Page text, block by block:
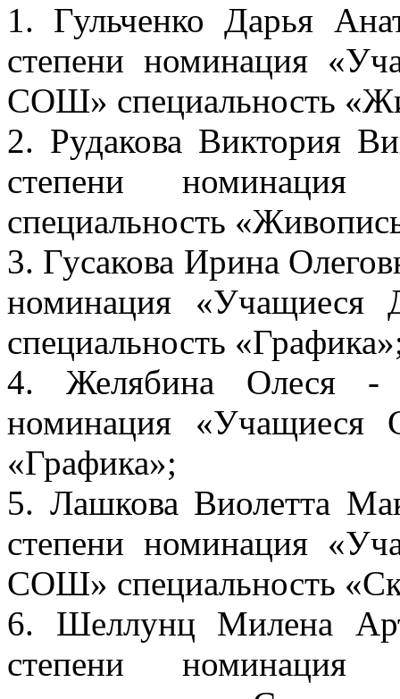
1. Гульченко Дарья
степени номинация
СОШ» специальность
2. Рудакова Виктория
степени
специальность
3. Гусакова Ирина
номинация
специальность
4. Желябина Олеся -
номинация «Учащиеся
«Графика»;
5. Лашкова Виолетта
степени номинация
СОШ» специальность
6. Шеллунц Милена
степени